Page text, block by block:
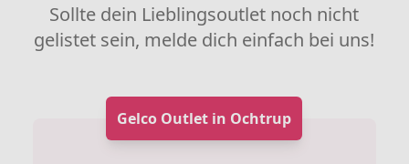
Sollte dein Lieblingsoutlet noch nicht
gelistet sein, melde dich einfach bei uns!
Gelco Outlet in Ochtrup